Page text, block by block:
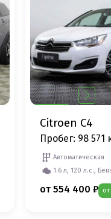
Citroen C4
Пробег: 98 571
Автоматическая
1.6 л, 120 л.с.,
от 554 400 ₽